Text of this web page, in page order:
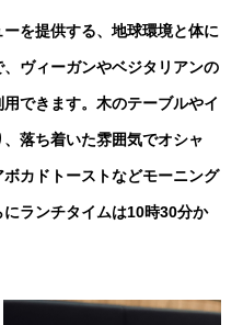
を提供する、地球環境と体に
ヴィーガンやベジタリアンの
できます。木のテーブルやイ
落ち着いた雰囲気でオシャ
カドトーストなどモーニング
ランチタイムは10時30分か